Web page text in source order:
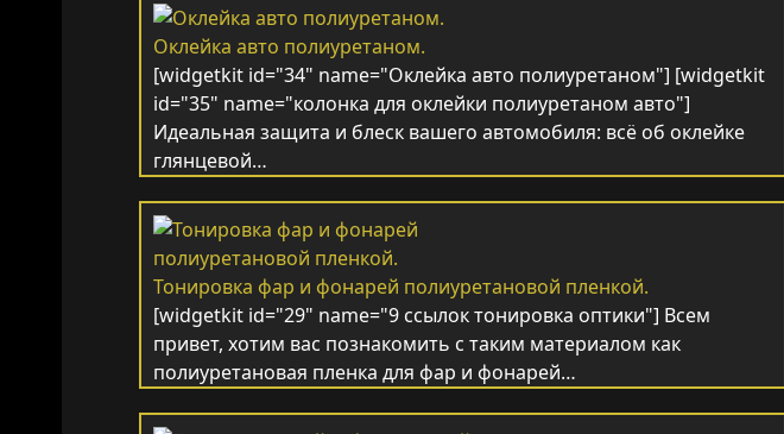
Оклейка авто полиуретаном.
[widgetkit id="34" name="Оклейка авто полиуретаном"] [widgetkit
id="35" name="колонка для оклейки полиуретаном авто"]
Идеальная защита и блеск вашего автомобиля: всё об оклейке
глянцевой…
Тонировка фар и фонарей полиуретановой пленкой.
[widgetkit id="29" name="9 ссылок тонировка оптики"] Всем
привет, хотим вас познакомить с таким материалом как
полиуретановая пленка для фар и фонарей…